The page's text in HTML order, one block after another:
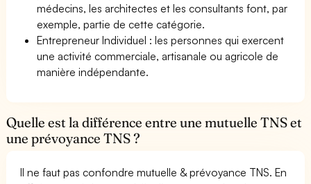
médecins, les architectes et les consultants font, par
exemple, partie de cette catégorie.
Entrepreneur Individuel : les personnes qui exercent
une activité commerciale, artisanale ou agricole de
manière indépendante.
Quelle est la différence entre une mutuelle TNS et
une prévoyance TNS ?
Il ne faut pas confondre mutuelle & prévoyance TNS. En